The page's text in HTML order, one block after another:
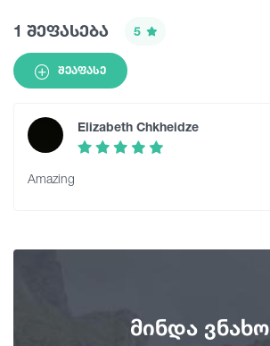
1 შეფასება 5
ᲨᲔᲐᲤᲐᲡᲔ
Elizabeth Chkheidze
Amazing
მინდა ვნახო